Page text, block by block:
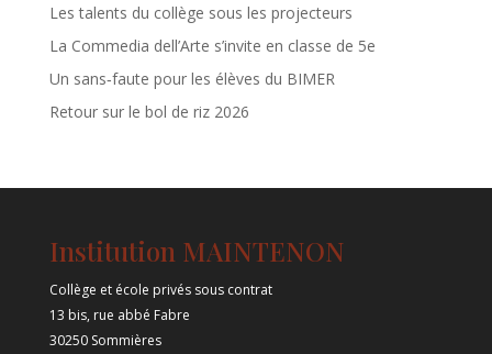
Les talents du collège sous les projecteurs
La Commedia dell’Arte s’invite en classe de 5e
Un sans‑faute pour les élèves du BIMER
Retour sur le bol de riz 2026
Institution MAINTENON
Collège et école privés sous contrat
13 bis, rue abbé Fabre
30250 Sommières